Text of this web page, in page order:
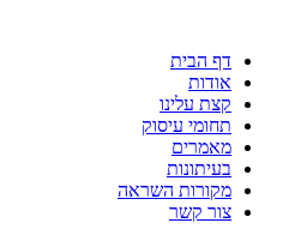
דף הבית
אודות
קצת עלינו
תחומי עיסוק
מאמרים
בעיתונות
מקורות השראה
צור קשר